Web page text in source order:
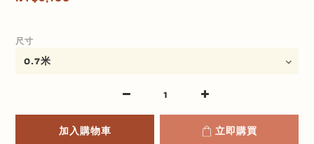
尺寸
加入購物車 立即購買